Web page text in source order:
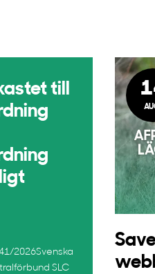
till
2026Svenska
SLC